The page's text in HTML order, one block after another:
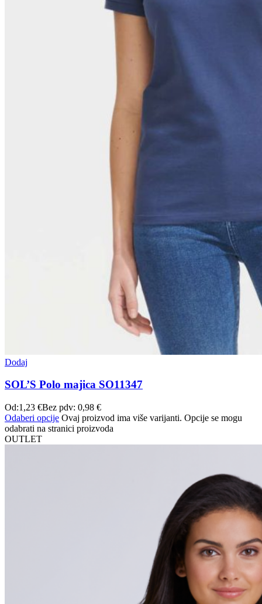
Dodaj
SOL’S Polo majica SO11347
Od:1,23 €Bez pdv: 0,98 €
Odaberi opcije Ovaj proizvod ima više varijanti. Opcije se mogu
odabrati na stranici proizvoda
OUTLET